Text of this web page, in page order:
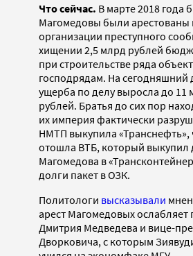
Что сейчас. В марте 2018 года
Магомедовы были
организации преступного
хищении 2,5 млрд рублей
при строительстве ряда
господрядам. На сегодняшний
ущерба по делу выросла до 11
рублей. Братья до сих пор
их империя фактически
НМТП выкупила «Транснефть»,
отошла ВТБ, который выкупил
Магомедова в
долги пакет в ОЗК.
Политологи высказывали
арест Магомедовых ослабляет
Дмитрия Медведева и вице-
Дворковича, с которым